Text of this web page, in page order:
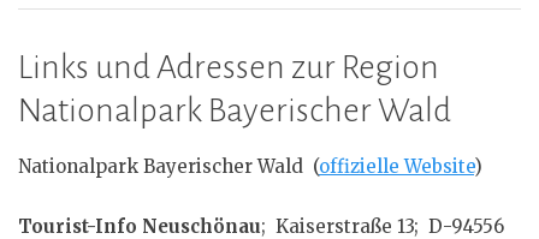
Links und Adressen zur Region
Nationalpark Bayerischer Wald
Nationalpark Bayerischer Wald (offizielle Website)
Tourist-Info Neuschönau; Kaiserstraße 13; D-94556